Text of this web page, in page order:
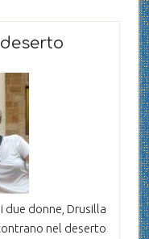
donne, Drusilla
nel deserto